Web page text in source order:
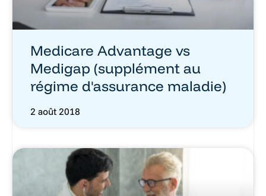
Medicare Advantage vs
Medigap (supplément au
régime d'assurance maladie)
2 août 2018